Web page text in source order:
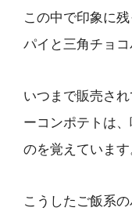
この中で印象に
パイと三角チョコ
いつまで販売さ
ーコンポテトは
のを覚えています
こうしたご飯系